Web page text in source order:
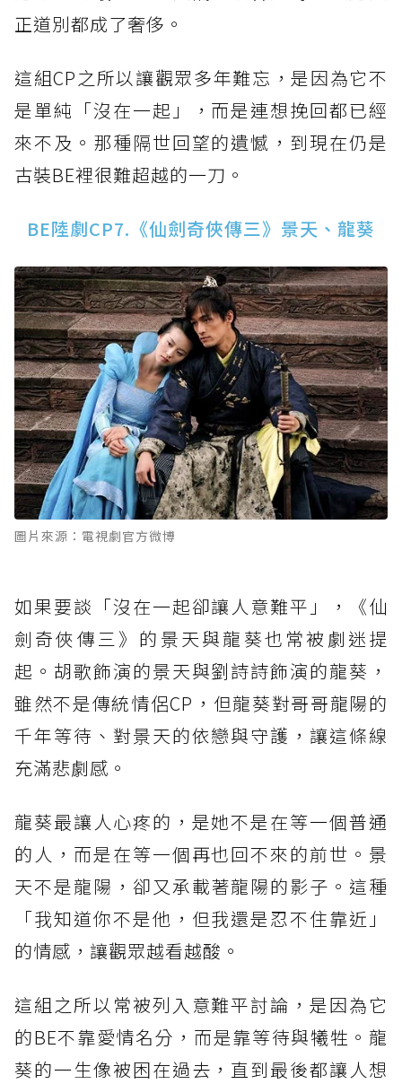
正道別都成了奢侈。
這組CP之所以讓觀眾多年難忘，是因為它不
是單純「沒在一起」，而是連想挽回都已經
來不及。那種隔世回望的遺憾，到現在仍是
古裝BE裡很難超越的一刀。
BE陸劇CP7.《仙劍奇俠傳三》景天、龍葵
圖片來源：電視劇官方微博
如果要談「沒在一起卻讓人意難平」，《仙
劍奇俠傳三》的景天與龍葵也常被劇迷提
起。胡歌飾演的景天與劉詩詩飾演的龍葵，
雖然不是傳統情侶CP，但龍葵對哥哥龍陽的
千年等待、對景天的依戀與守護，讓這條線
充滿悲劇感。
龍葵最讓人心疼的，是她不是在等一個普通
的人，而是在等一個再也回不來的前世。景
天不是龍陽，卻又承載著龍陽的影子。這種
「我知道你不是他，但我還是忍不住靠近」
的情感，讓觀眾越看越酸。
這組之所以常被列入意難平討論，是因為它
的BE不靠愛情名分，而是靠等待與犧牲。龍
葵的一生像被困在過去，直到最後都讓人想